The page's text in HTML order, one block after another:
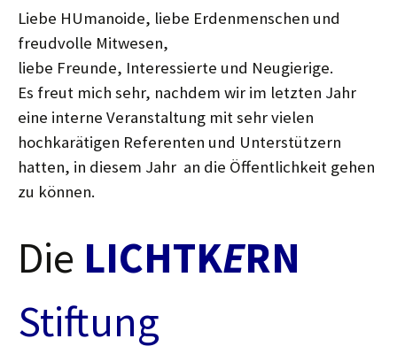
Liebe HUmanoide, liebe Erdenmenschen und
freudvolle Mitwesen,
liebe Freunde, Interessierte und Neugierige.
Es freut mich sehr, nachdem wir im letzten Jahr
eine interne Veranstaltung mit sehr vielen
hochkarätigen Referenten und Unterstützern
hatten, in diesem Jahr an die Öffentlichkeit gehen
zu können.
Die LICHTKERN
Stiftung